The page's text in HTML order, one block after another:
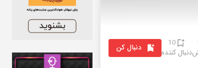
10
دنبال کننده دنبال کن